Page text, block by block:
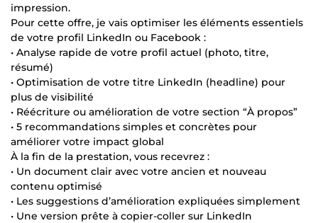
impression.
Pour cette offre, je vais optimiser les éléments essentiels
de votre profil LinkedIn ou Facebook :
• Analyse rapide de votre profil actuel (photo, titre,
résumé)
• Optimisation de votre titre LinkedIn (headline) pour
plus de visibilité
• Réécriture ou amélioration de votre section “À propos”
• 5 recommandations simples et concrètes pour
améliorer votre impact global
À la fin de la prestation, vous recevrez :
• Un document clair avec votre ancien et nouveau
contenu optimisé
• Les suggestions d’amélioration expliquées simplement
• Une version prête à copier-coller sur LinkedIn